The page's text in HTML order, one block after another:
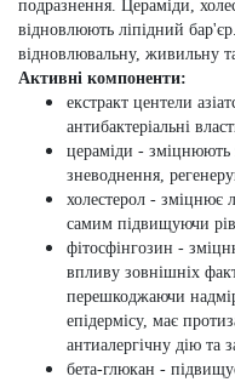
подразнення. Цераміди
відновлюють ліпідний
відновлювальну, живильну
Активні компоненти:
екстракт центели
антибактеріальні
цераміди - зміцнюють
зневоднення,
холестерол - зміцнює
самим підвищуючи
фітосфінгозин -
впливу зовнішніх
перешкоджаючи
епідермісу, має
антиалергічну дію та
бета-глюкан -